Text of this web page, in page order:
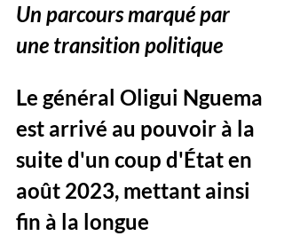
Un parcours marqué par
une transition politique
Le général Oligui Nguema
est arrivé au pouvoir à la
suite d'un coup d'État en
août 2023, mettant ainsi
fin à la longue